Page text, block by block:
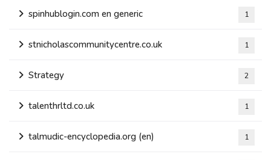
spinhublogin.com en generic 1
stnicholascommunitycentre.co.uk 1
Strategy 2
talenthrltd.co.uk 1
talmudic-encyclopedia.org (en) 1